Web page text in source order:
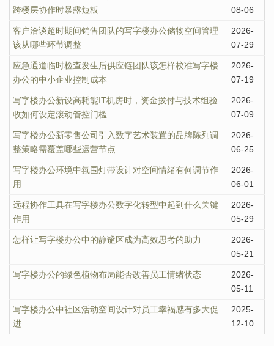
跨楼层协作时暴露短板
08-06
客户洽谈超时期间销售团队的写字楼办公储物空间管理
该从哪些环节调整
2026-
07-29
应急通道临时检查发生后供应链团队该怎样校准写字楼
办公的中小企业控制成本
2026-
07-19
写字楼办公新设高耗能IT机房时，资金拨付与技术组验
收如何设定滚动管控门槛
2026-
07-09
写字楼办公新零售公司引入数字艺术装置的品牌陈列调
整策略需覆盖哪些运营节点
2026-
06-25
写字楼办公环境中氛围灯带设计对空间情绪有何调节作
用
2026-
06-01
远程协作工具在写字楼办公数字化转型中起到什么关键
作用
2026-
05-29
怎样让写字楼办公中的静谧区成为高效思考的助力
2026-
05-21
写字楼办公的绿色植物布局能否改善员工情绪状态
2026-
05-11
写字楼办公中社区活动空间设计对员工幸福感有多大促
进
2025-
12-10